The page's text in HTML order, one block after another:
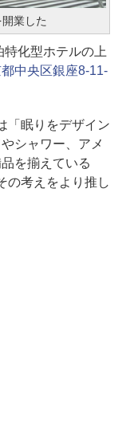
業した
化型ホテルの上
中央区銀座8-11-
「眠りをデザイン
シャワー、アメ
を揃えている
の考えをより推し